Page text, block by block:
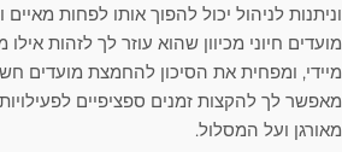
וניתנות לניהול יכול להפוך אותו לפחות
מועדים חיוני מכיוון שהוא עוזר לך לזהות
מיידי, ומפחית את הסיכון להחמצת מועדים
מאפשר לך להקצות זמנים ספציפיים
מאורגן ועל המסלול.